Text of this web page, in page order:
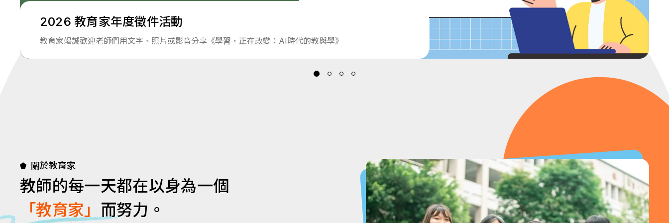
2026 教育家年度徵件活動
教育家竭誠歡迎老師們用文字、照片或影音分享《學習，正在改變：AI時代的教與學》
關於教育家
教師的每一天都在以身為一個
「教育家」 而努力。